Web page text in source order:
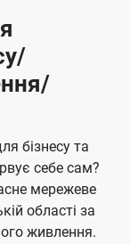
бізнесу та
себе сам?
мережеве
області за
живлення.